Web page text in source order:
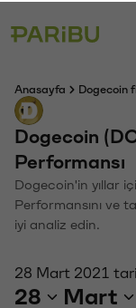
Anasayfa Dogecoin
Dogecoin
Performansı
Dogecoin'in yıllar
Performansını ve
iyi analiz edin.
28 Mart 2021
28 Mart